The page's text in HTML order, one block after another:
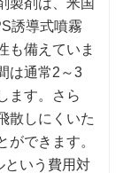
製剤は、米国
誘導式噴霧
も備えていま
は通常2～3
ます。さら
散しにくいた
できます。
という費用対